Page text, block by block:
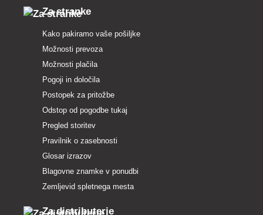
Za stranke
Kako pakiramo vaše pošiljke
Možnosti prevoza
Možnosti plačila
Pogoji in določila
Postopek za pritožbe
Odstop od pogodbe tukaj
Pregled storitev
Pravilnik o zasebnosti
Glosar izrazov
Blagovne znamke v ponudbi
Zemljevid spletnega mesta
Za distributerje